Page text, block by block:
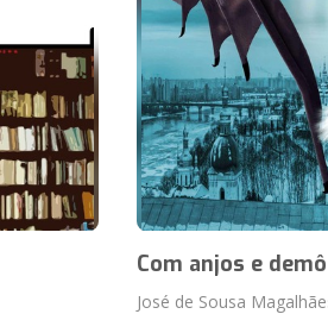
Com anjos e
José de Sousa